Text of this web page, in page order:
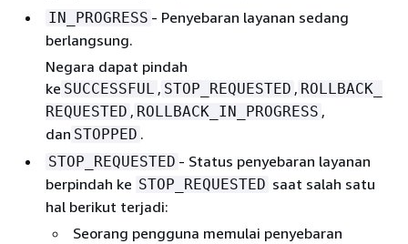
IN_PROGRESS - Penyebaran layanan sedang
berlangsung.
Negara dapat pindah
ke SUCCESSFUL , STOP_REQUESTED , ROLLBACK_
REQUESTED , ROLLBACK_IN_PROGRESS ,
dan STOPPED .
STOP_REQUESTED - Status penyebaran layanan
berpindah ke STOP_REQUESTED saat salah satu
hal berikut terjadi:
Seorang pengguna memulai penyebaran